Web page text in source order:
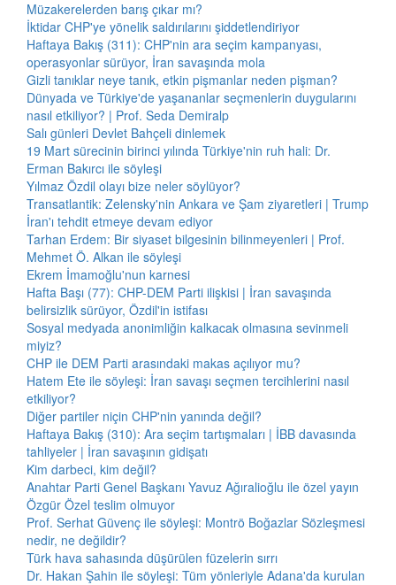
Müzakerelerden barış çıkar mı?
İktidar CHP'ye yönelik saldırılarını şiddetlendiriyor
Haftaya Bakış (311): CHP'nin ara seçim kampanyası,
operasyonlar sürüyor, İran savaşında mola
Gizli tanıklar neye tanık, etkin pişmanlar neden pişman?
Dünyada ve Türkiye'de yaşananlar seçmenlerin duygularını
nasıl etkiliyor? | Prof. Seda Demiralp
Salı günleri Devlet Bahçeli dinlemek
19 Mart sürecinin birinci yılında Türkiye'nin ruh hali: Dr.
Erman Bakırcı ile söyleşi
Yılmaz Özdil olayı bize neler söylüyor?
Transatlantik: Zelensky'nin Ankara ve Şam ziyaretleri | Trump
İran'ı tehdit etmeye devam ediyor
Tarhan Erdem: Bir siyaset bilgesinin bilinmeyenleri | Prof.
Mehmet Ö. Alkan ile söyleşi
Ekrem İmamoğlu'nun karnesi
Hafta Başı (77): CHP-DEM Parti ilişkisi | İran savaşında
belirsizlik sürüyor, Özdil'in istifası
Sosyal medyada anonimliğin kalkacak olmasına sevinmeli
miyiz?
CHP ile DEM Parti arasındaki makas açılıyor mu?
Hatem Ete ile söyleşi: İran savaşı seçmen tercihlerini nasıl
etkiliyor?
Diğer partiler niçin CHP'nin yanında değil?
Haftaya Bakış (310): Ara seçim tartışmaları | İBB davasında
tahliyeler | İran savaşının gidişatı
Kim darbeci, kim değil?
Anahtar Parti Genel Başkanı Yavuz Ağıralioğlu ile özel yayın
Özgür Özel teslim olmuyor
Prof. Serhat Güvenç ile söyleşi: Montrö Boğazlar Sözleşmesi
nedir, ne değildir?
Türk hava sahasında düşürülen füzelerin sırrı
Dr. Hakan Şahin ile söyleşi: Tüm yönleriyle Adana'da kurulan